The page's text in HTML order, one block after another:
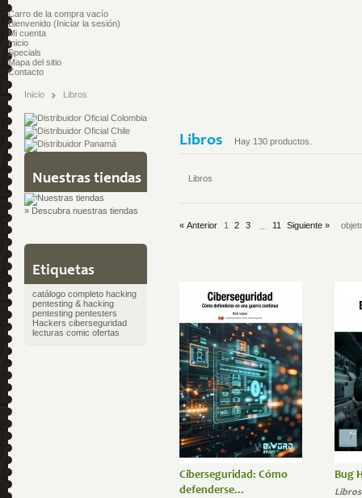
Carro de la compra vacío
Bienvenido (Iniciar la sesión)
Mi cuenta
Inicio
Specials
Mapa del sitio
Contacto
Inicio Libros
Nuestras tiendas
» Descubra nuestras tiendas
Etiquetas
catálogo completo hacking
pentesting & hacking
pentesting pentesters
Hackers ciberseguridad
lecturas comic ofertas
Libros Hay 130 productos.
Libros
« Anterior 1 2 3 11 Siguiente »
Ciberseguridad: Cómo
defenderse...
Bug
Libros